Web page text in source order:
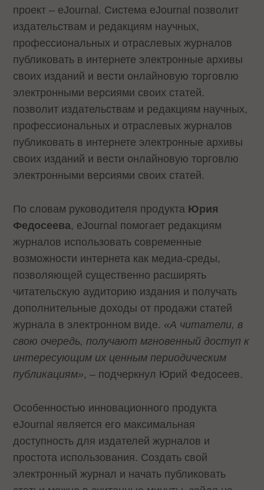
проект – eJournal. Система eJournal позволит
издательствам и редакциям научных,
профессиональных и отраслевых журналов
публиковать в интернете электронные архивы
своих изданий и вести онлайновую торговлю
электронными версиями своих статей.
позволит издательствам и редакциям научных,
профессиональных и отраслевых журналов
публиковать в интернете электронные архивы
своих изданий и вести онлайновую торговлю
электронными версиями своих статей.
По словам руководителя продукта Юрия
Федосеева, eJournal помогает редакциям
журналов использовать современные
возможности интернета как медиа-среды,
позволяющей существенно расширять
читательскую аудиторию издания и получать
дополнительные доходы от продажи статей
журнала в электронном виде. «А читатели, в
свою очередь, получают мгновенный доступ к
интересующим их ценным периодическим
публикациям», – подчеркнул Юрий Федосеев.
Особенностью инновационного продукта
eJournal является его максимальная
доступность для издателей журналов и
простота использования. Создать свой
электронный журнал и начать публиковать